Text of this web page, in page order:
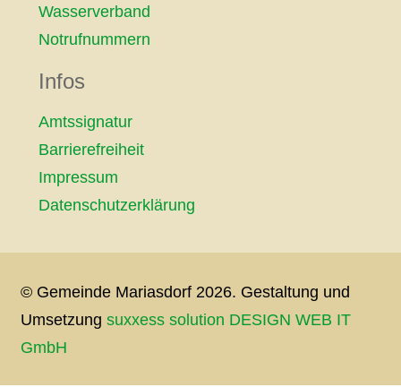
Wasserverband
Notrufnummern
Infos
Amtssignatur
Barrierefreiheit
Impressum
Datenschutzerklärung
© Gemeinde Mariasdorf 2026. Gestaltung und
Umsetzung suxxess solution DESIGN WEB IT
GmbH